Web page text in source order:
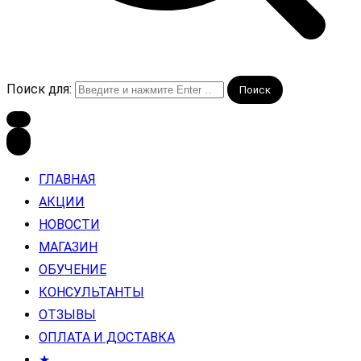
Поиск для:
ГЛАВНАЯ
АКЦИИ
НОВОСТИ
МАГАЗИН
ОБУЧЕНИЕ
КОНСУЛЬТАНТЫ
ОТЗЫВЫ
ОПЛАТА И ДОСТАВКА